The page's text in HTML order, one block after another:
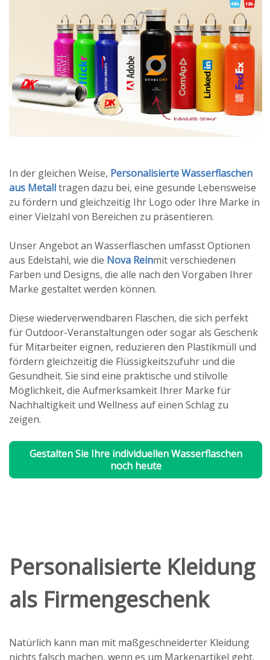
In der gleichen Weise, Personalisierte Wasserflaschen
aus Metalltragen dazu bei, eine gesunde Lebensweise
zu fördern und gleichzeitig Ihr Logo oder Ihre Marke in
einer Vielzahl von Bereichen zu präsentieren.
Unser Angebot an Wasserflaschen umfasst Optionen
aus Edelstahl, wie die Nova Reinmit verschiedenen
Farben und Designs, die alle nach den Vorgaben Ihrer
Marke gestaltet werden können.
Diese wiederverwendbaren Flaschen, die sich perfekt
für Outdoor-Veranstaltungen oder sogar als Geschenk
für Mitarbeiter eignen, reduzieren den Plastikmüll und
fördern gleichzeitig die Flüssigkeitszufuhr und die
Gesundheit. Sie sind eine praktische und stilvolle
Möglichkeit, die Aufmerksamkeit Ihrer Marke für
Nachhaltigkeit und Wellness auf einen Schlag zu
zeigen.
Gestalten Sie Ihre individuellen Wasserflaschen
noch heute
Personalisierte Kleidung
als Firmengeschenk
Natürlich kann man mit maßgeschneiderter Kleidung
nichts falsch machen, wenn es um Markenartikel geht.